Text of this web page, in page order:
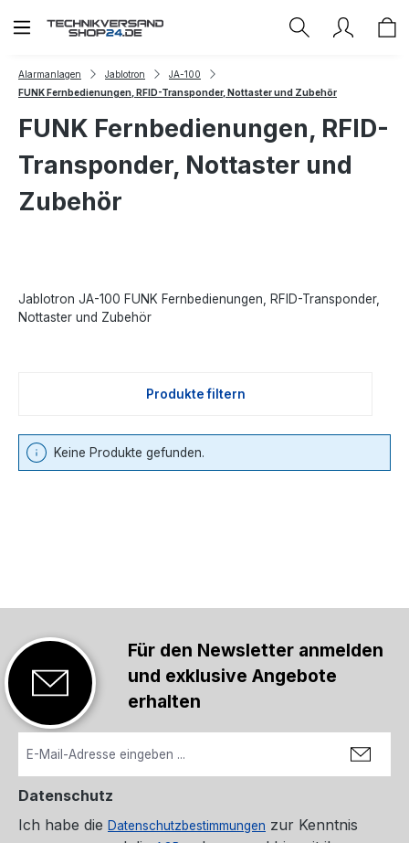
Zum Hauptinhalt springen
Alarmanlagen Jablotron
JA-100
FUNK Fernbedienungen, RFID-Transponder, Nottaster und Zubehör
FUNK Fernbedienungen, RFID-
Transponder, Nottaster und
Zubehör
Jablotron JA-100 FUNK Fernbedienungen, RFID-Transponder,
Nottaster und Zubehör
Produkte filtern
Keine Produkte gefunden.
Für den Newsletter anmelden
und exklusive Angebote
erhalten
Datenschutz
Ich habe die Datenschutzbestimmungen zur Kenntnis